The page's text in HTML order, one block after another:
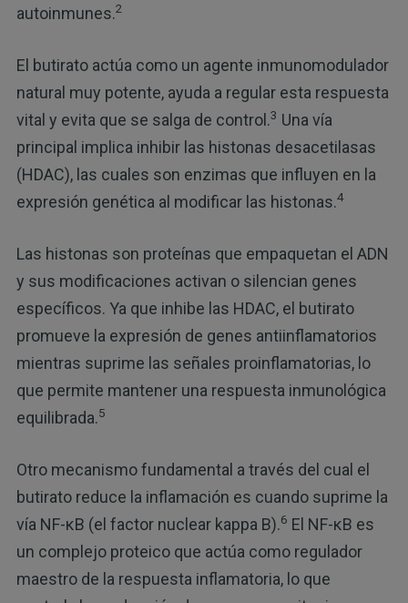
autoinmunes.2
El butirato actúa como un agente inmunomodulador
natural muy potente, ayuda a regular esta respuesta
vital y evita que se salga de control.3 Una vía
principal implica inhibir las histonas desacetilasas
(HDAC), las cuales son enzimas que influyen en la
expresión genética al modificar las histonas.4
Las histonas son proteínas que empaquetan el ADN
y sus modificaciones activan o silencian genes
específicos. Ya que inhibe las HDAC, el butirato
promueve la expresión de genes antiinflamatorios
mientras suprime las señales proinflamatorias, lo
que permite mantener una respuesta inmunológica
equilibrada.5
Otro mecanismo fundamental a través del cual el
butirato reduce la inflamación es cuando suprime la
vía NF-κB (el factor nuclear kappa B).6 El NF-κB es
un complejo proteico que actúa como regulador
maestro de la respuesta inflamatoria, lo que